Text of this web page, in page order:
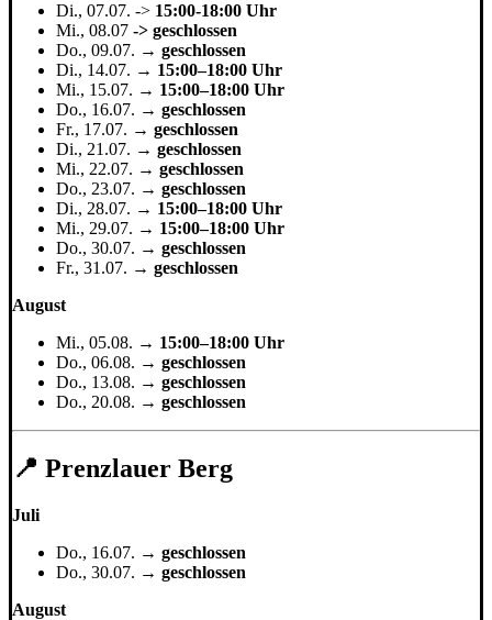
Di., 07.07. -> 15:00-18:00 Uhr
Mi., 08.07 -> geschlossen
Do., 09.07. → geschlossen
Di., 14.07. → 15:00–18:00 Uhr
Mi., 15.07. → 15:00–18:00 Uhr
Do., 16.07. → geschlossen
Fr., 17.07. → geschlossen
Di., 21.07. → geschlossen
Mi., 22.07. → geschlossen
Do., 23.07. → geschlossen
Di., 28.07. → 15:00–18:00 Uhr
Mi., 29.07. → 15:00–18:00 Uhr
Do., 30.07. → geschlossen
Fr., 31.07. → geschlossen
August
Mi., 05.08. → 15:00–18:00 Uhr
Do., 06.08. → geschlossen
Do., 13.08. → geschlossen
Do., 20.08. → geschlossen
📍 Prenzlauer Berg
Juli
Do., 16.07. → geschlossen
Do., 30.07. → geschlossen
August